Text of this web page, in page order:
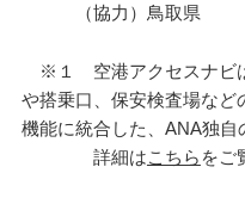
（協力）鳥取県
※１ 空港アクセスナビ
や搭乗口、保安検査場な
機能に統合した、ANA独自
詳細はこちら をご